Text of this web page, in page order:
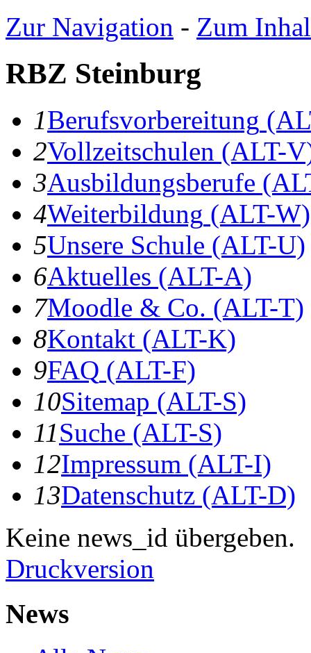
Zur Navigation - Zum
RBZ Steinburg
1Berufsvorbereitung
2Vollzeitschulen (ALT-
3Ausbildungsberufe
4Weiterbildung (ALT-W)
5Unsere Schule (ALT-U)
6Aktuelles (ALT-A)
7Moodle & Co. (ALT-T)
8Kontakt (ALT-K)
9FAQ (ALT-F)
10Sitemap (ALT-S)
11Suche (ALT-S)
12Impressum (ALT-I)
13Datenschutz (ALT-D)
Keine news_id übergeben.
Druckversion
News